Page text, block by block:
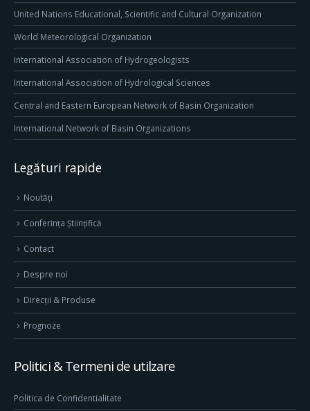
United Nations Educational, Scientific and Cultural Organization
World Meteorological Organization
International Association of Hydrogeologists
International Association of Hydrological Sciences
Central and Eastern European Network of Basin Organization
International Network of Basin Organizations
Legături rapide
Noutăți
Conferința Științifică
Contact
Despre noi
Direcţii & Produse
Prognoze
Politici & Termeni de utilzare
Politica de Confidentialitate